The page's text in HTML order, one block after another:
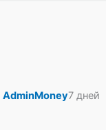
AdminMoney7 дней